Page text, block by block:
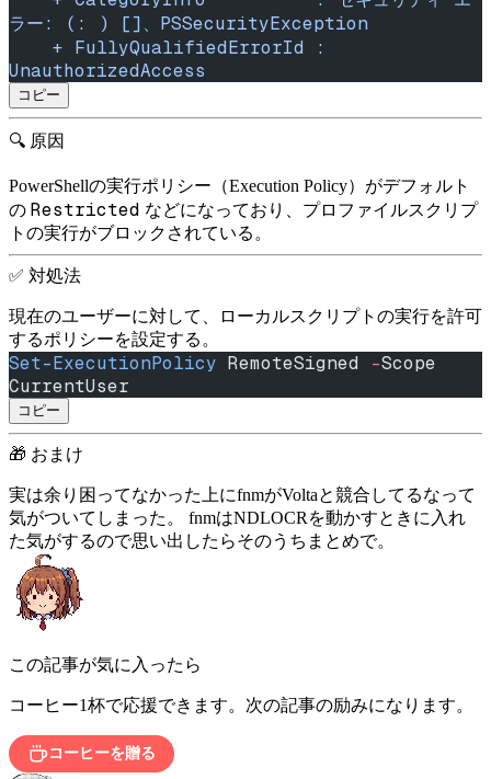
ラー: (: ) []、PSSecurityException
UnauthorizedAccess
コピー
🔍 原因
PowerShellの実行ポリシー（Execution Policy）がデフォルト
の Restricted などになっており、プロファイルスクリプ
トの実行がブロックされている。
✅ 対処法
現在のユーザーに対して、ローカルスクリプトの実行を許可
するポリシーを設定する。
Set-ExecutionPolicy RemoteSigned -Scope
CurrentUser
コピー
🎁 おまけ
実は余り困ってなかった上にfnmがVoltaと競合してるなって
気がついてしまった。 fnmはNDLOCRを動かすときに入れ
た気がするので思い出したらそのうちまとめで。
この記事が気に入ったら
コーヒー1杯で応援できます。次の記事の励みになります。
コーヒーを贈る